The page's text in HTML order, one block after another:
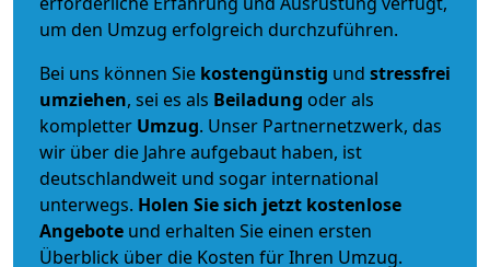
um den Umzug erfolgreich durchzuführen.
Bei uns können Sie kostengünstig und stressfrei
umziehen, sei es als Beiladung oder als
kompletter Umzug. Unser Partnernetzwerk, das
wir über die Jahre aufgebaut haben, ist
deutschlandweit und sogar international
unterwegs. Holen Sie sich jetzt kostenlose
Angebote und erhalten Sie einen ersten
Überblick über die Kosten für Ihren Umzug.